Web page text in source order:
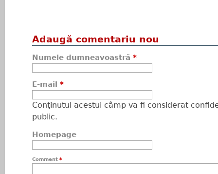
Adaugă comentariu nou
Numele dumneavoastră *
E-mail *
Conţinutul acestui câmp va fi considerat
public.
Homepage
Comment *